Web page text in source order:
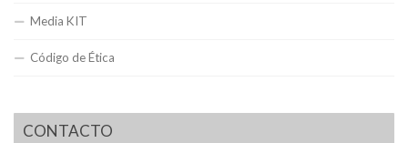
Media KIT
Código de Ética
CONTACTO